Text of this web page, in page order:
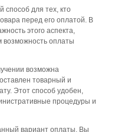
для тех, кто
перед его оплатой. В
этого аспекта,
возможность оплаты
возможна
товарный и
Этот способ удобен,
процедуры и
вариант оплаты. Вы